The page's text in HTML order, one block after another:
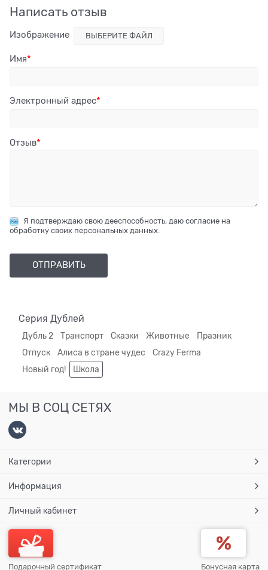
Написать отзыв
Изображение ВЫБЕРИТЕ ФАЙЛ
Имя
Электронный адрес
Отзыв
Я подтверждаю свою дееспособность, даю согласие на
обработку своих персональных данных.
Серия Дублей
Дубль 2 Транспорт Сказки Животные
Празник
Отпуск
Алиса в стране чудес
Crazy Ferma
Новый год!
Школа
МЫ В СОЦ СЕТЯХ
Категории
Информация
Личный кабинет
Подарочный сертификат Бонусная карта